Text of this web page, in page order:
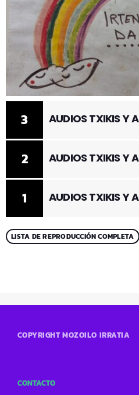
1 AUDIOS TXIKIS Y
2 AUDIOS TXIKIS Y
3 AUDIOS TXIKIS Y
LISTA DE REPRODUCCIÓN COMPLETA
COPYRIGHT MOZOILO IRRATIA
CONTACTO